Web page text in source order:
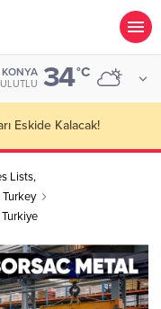
KONYA 34°C
Lists
Lists,